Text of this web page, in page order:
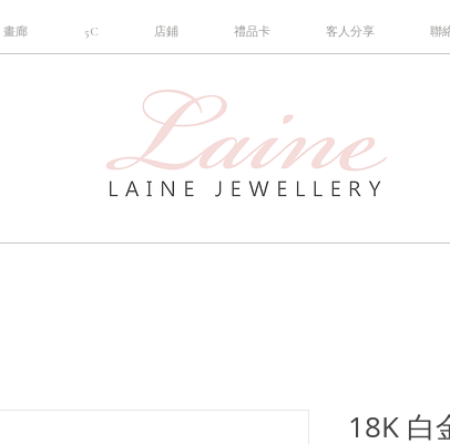
畫廊 5C 店鋪 禮品卡 客人分享 聯
18K 白